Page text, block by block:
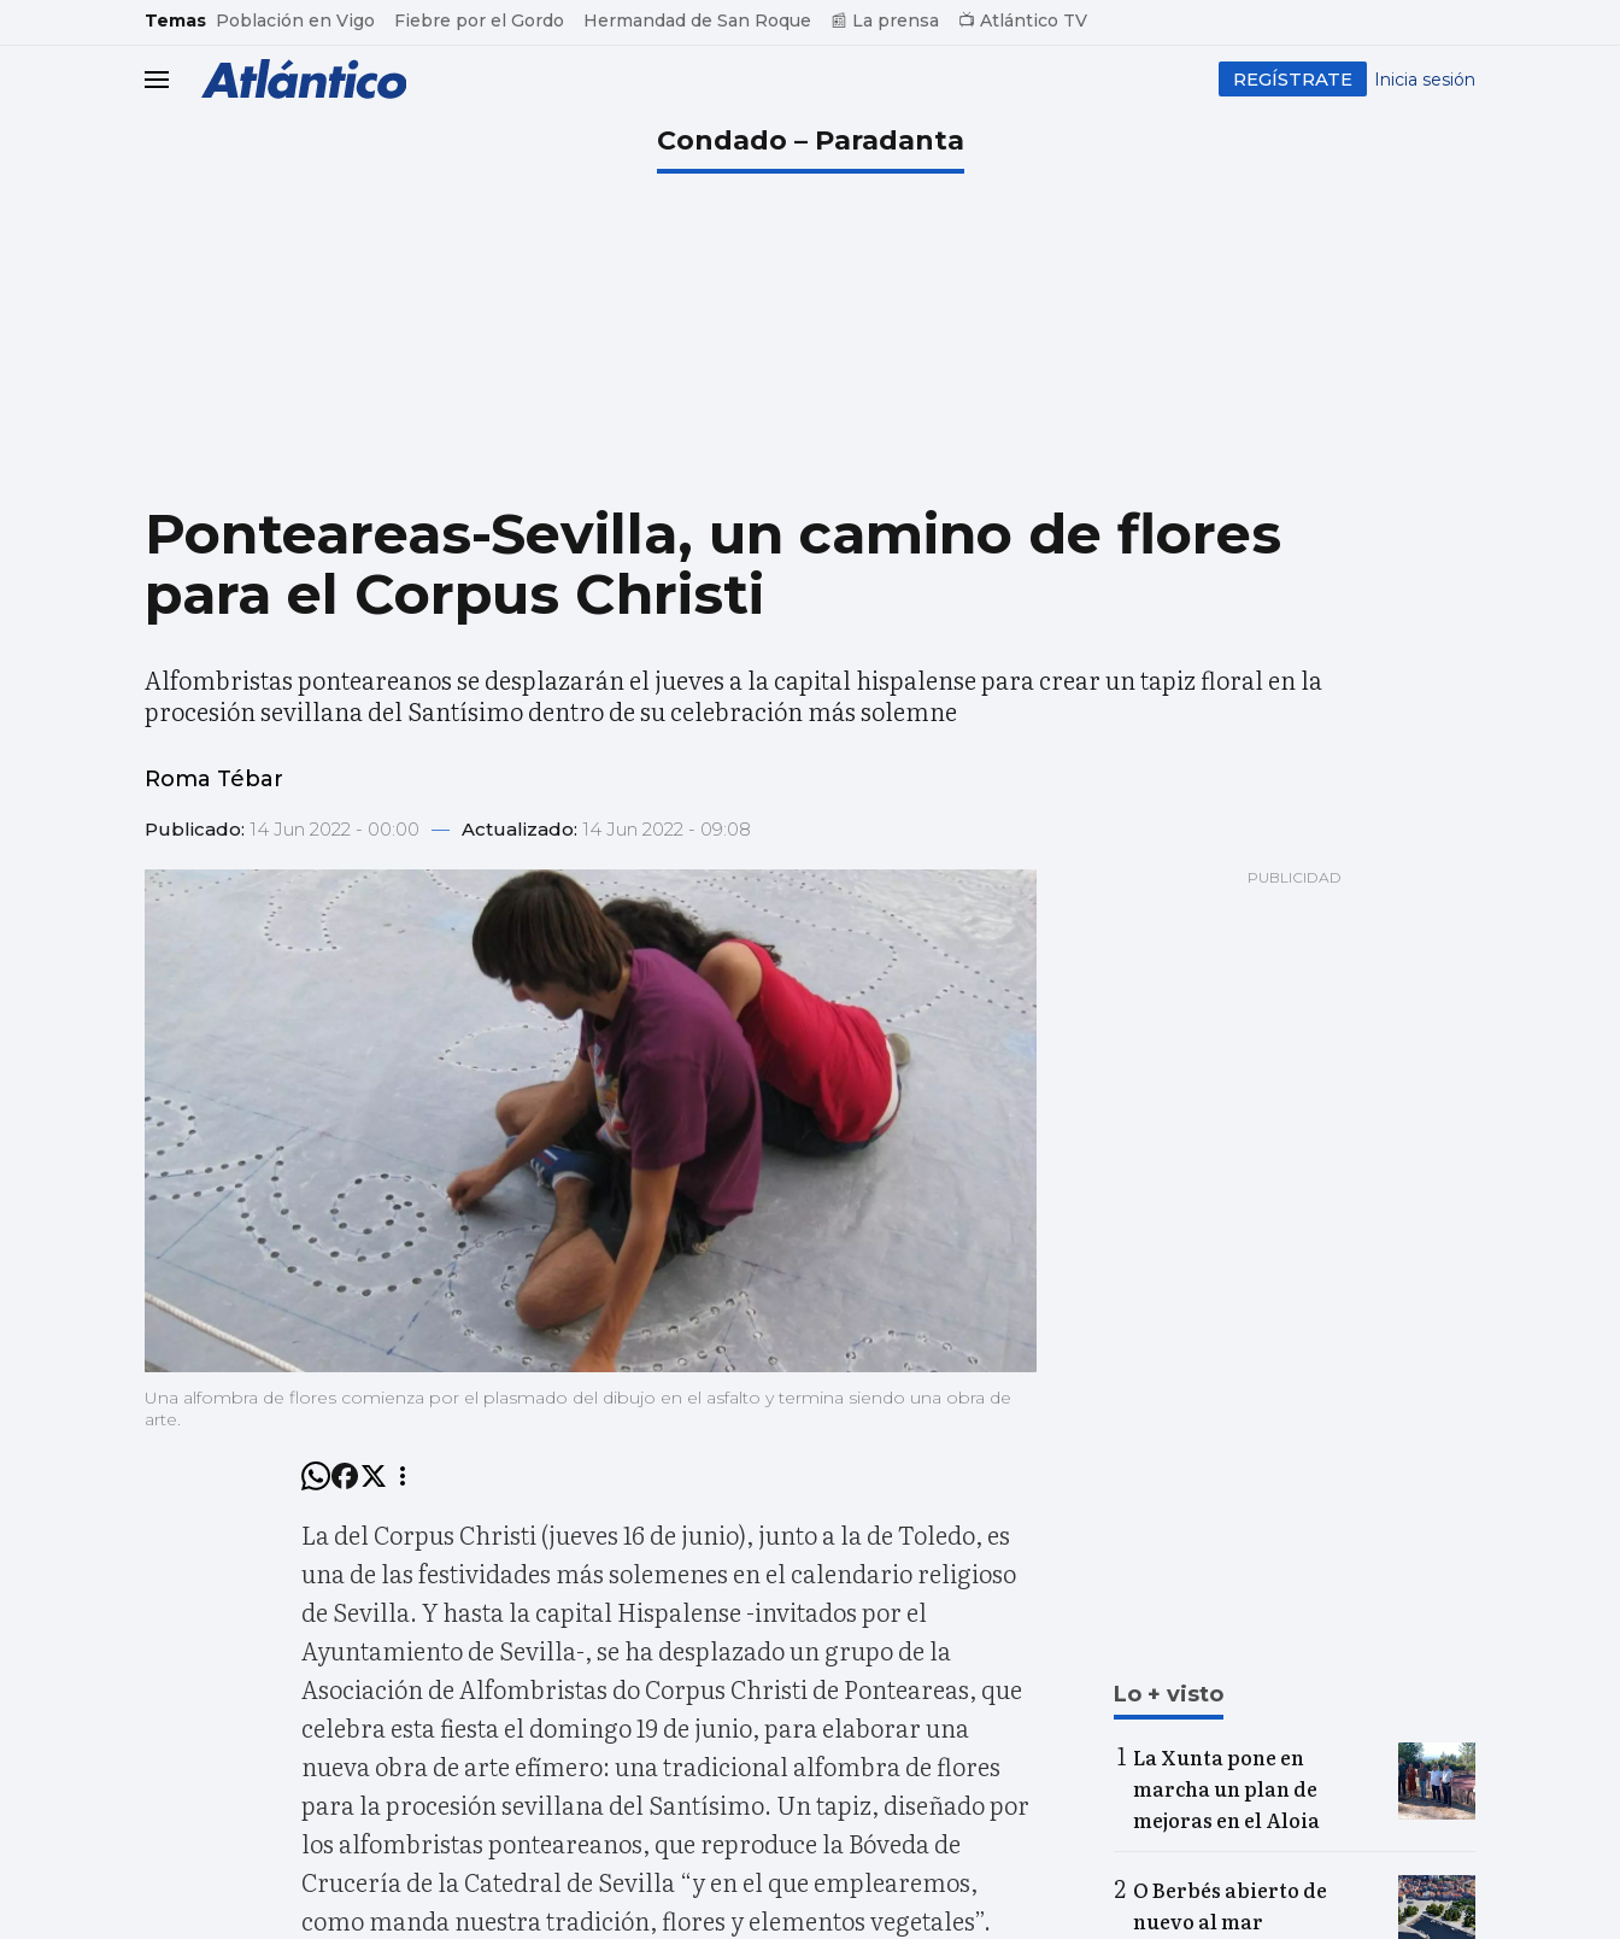
common.go-to-content
Temas Población en Vigo Fiebre por el Gordo Hermandad de San Roque 📰 La prensa 📺 Atlántico TV
header.menu.open Inicia sesión
REGÍSTRATE
Condado – Paradanta
Ponteareas-Sevilla, un camino de flores
para el Corpus Christi
Alfombristas ponteareanos se desplazarán el jueves a la capital hispalense para crear un tapiz floral en la
procesión sevillana del Santísimo dentro de su celebración más solemne
Roma Tébar
Publicado: 14 Jun 2022 - 00:00 — Actualizado: 14 Jun 2022 - 09:08
Una alfombra de flores comienza por el plasmado del dibujo en el asfalto y termina siendo una obra de
arte.
La del Corpus Christi (jueves 16 de junio), junto a la de Toledo, es
una de las festividades más solemenes en el calendario religioso
de Sevilla. Y hasta la capital Hispalense -invitados por el
Ayuntamiento de Sevilla-, se ha desplazado un grupo de la
Asociación de Alfombristas do Corpus Christi de Ponteareas, que
celebra esta fiesta el domingo 19 de junio, para elaborar una
nueva obra de arte efímero: una tradicional alfombra de flores
para la procesión sevillana del Santísimo. Un tapiz, diseñado por
los alfombristas ponteareanos, que reproduce la Bóveda de
Crucería de la Catedral de Sevilla “y en el que emplearemos,
como manda nuestra tradición, flores y elementos vegetales”.
Lo + visto
La Xunta pone en
marcha un plan de
mejoras en el Aloia
O Berbés abierto de
nuevo al mar